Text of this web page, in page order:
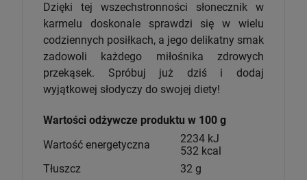
Dzięki tej wszechstronności słonecznik w
karmelu doskonale sprawdzi się w wielu
codziennych posiłkach, a jego delikatny smak
zadowoli każdego miłośnika zdrowych
przekąsek. Spróbuj już dziś i dodaj
wyjątkowej słodyczy do swojej diety!
Wartości odżywcze produktu w 100 g
Wartość energetyczna
2234 kJ
532 kcal
Tłuszcz
32 g